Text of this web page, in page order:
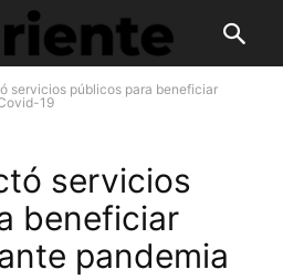
servicios públicos para beneficiar
19
servicios
beneficiar
pandemia